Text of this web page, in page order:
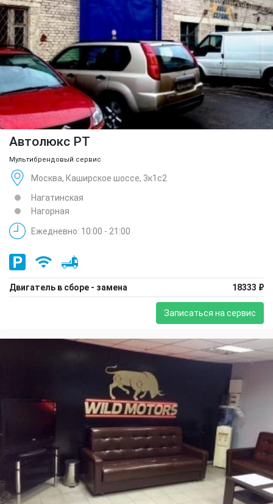
Автолюкс РТ
Мультибрендовый сервис
Москва, Каширское шоссе, 3к1с2
Нагатинская
Нагорная
Ежедневно: 10:00 - 21:00
Двигатель в сборе - замена 18333 ₽
Записаться на сервис